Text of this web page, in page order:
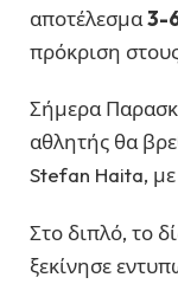
αποτέλεσμα3-
πρόκριση
Σήμερα
αθλητής θα
Stefan Haita, με
Στο διπλό, το
ξεκίνησε